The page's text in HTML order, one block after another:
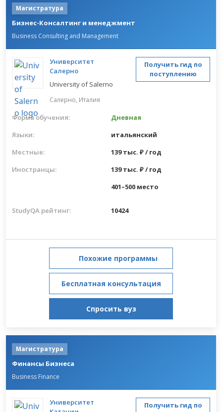
Магистратура
Бизнес-Консалтинг и менеджмент
Business Consulting and Management
Университет
Салерно
University of Salerno
Салерно, Италия
Получить гид по
поступлению
Форма обучения:
Дневная
Языки:
итальянский
Местные:
139 тыс. ₽ / год
Иностранцы:
139 тыс. ₽ / год
401–500 место
StudyQA рейтинг: 10424
Похожие программы
Бесплатная консультация
Спросить вуз
Магистратура
Финансы Бизнеса
Business Finance
Университет
Получить гид по